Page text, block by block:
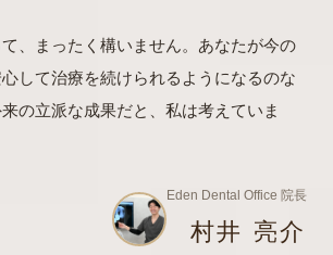
、まったく構いません。あなたが今の
して治療を続けられるようになるのな
の立派な成果だと、私は考えていま
Eden Dental Office 院長
村井 亮介